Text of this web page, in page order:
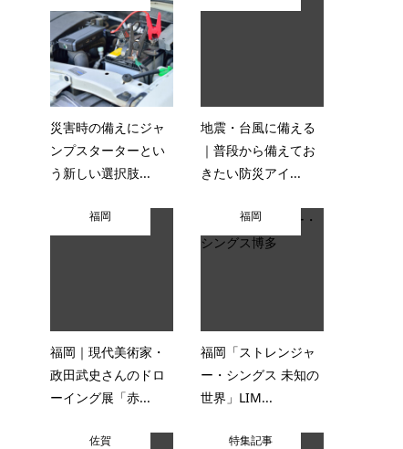
災害時の備えにジャ
ンプスターターとい
う新しい選択肢...
地震・台風に備える
｜普段から備えてお
きたい防災アイ...
福岡
福岡｜現代美術家・
政田武史さんのドロ
ーイング展「赤...
福岡
福岡「ストレンジャ
ー・シングス 未知の
世界」LIM...
佐賀 特集記事